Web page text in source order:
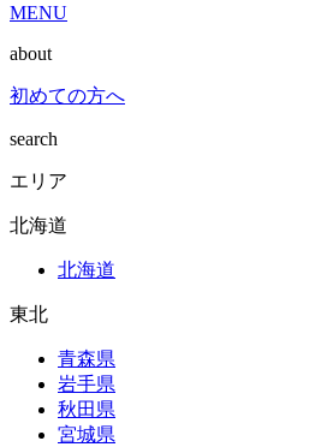
MENU
about
初めての方へ
search
エリア
北海道
北海道
東北
青森県
岩手県
秋田県
宮城県